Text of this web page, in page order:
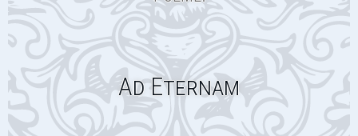
Ad Eternam